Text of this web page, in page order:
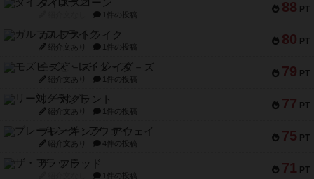
88 PT
ダイススローン
1件の投稿
80 PT
ガルフストライク
紹介文あり 1件の投稿
79 PT
モズビ－ズ・レイダ－ズ
紹介文あり 1件の投稿
77 PT
リー対グラント
紹介文あり 1件の投稿
75 PT
ブレーキング・アウェイ
紹介文あり 4件の投稿
71 PT
ザ・フラッド
1件の投稿